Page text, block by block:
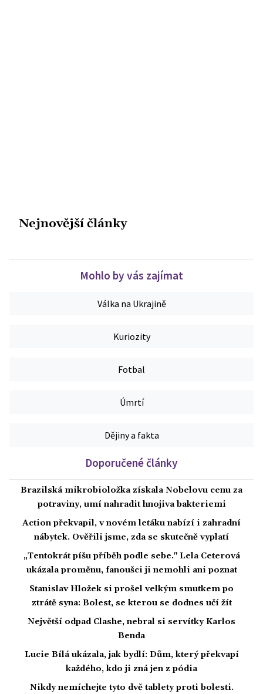
Nejnovější články
Mohlo by vás zajímat
Válka na Ukrajině
Kuriozity
Fotbal
Úmrtí
Dějiny a fakta
Doporučené články
Brazilská mikrobioložka získala Nobelovu cenu za
potraviny, umí nahradit hnojiva bakteriemi
Action překvapil, v novém letáku nabízí i zahradní
nábytek. Ověřili jsme, zda se skutečně vyplatí
„Tentokrát píšu příběh podle sebe." Lela Ceterová
ukázala proměnu, fanoušci ji nemohli ani poznat
Stanislav Hložek si prošel velkým smutkem po
ztrátě syna: Bolest, se kterou se dodnes učí žít
Největší odpad Clashe, nebral si servítky Karlos
Benda
Lucie Bílá ukázala, jak bydlí: Dům, který překvapí
každého, kdo ji zná jen z pódia
Nikdy nemíchejte tyto dvě tablety proti bolesti.